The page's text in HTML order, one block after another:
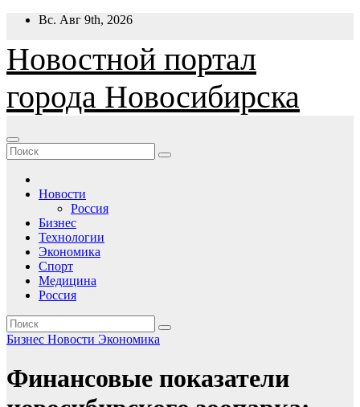
Перейти
содержимому
Вс. Авг 9th, 2026
Новостной портал
города Новосибирска
Новости
Россия
Бизнес
Технологии
Экономика
Спорт
Медицина
Россия
Бизнес Новости Экономика
Финансовые показатели